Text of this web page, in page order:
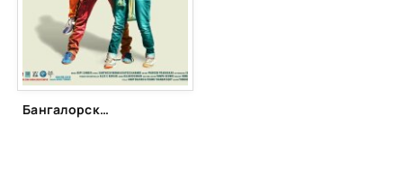
Бангалорские дни (2014)